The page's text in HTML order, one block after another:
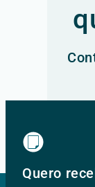
Quero